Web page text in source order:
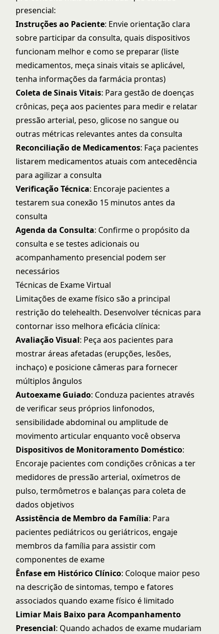
presencial:
Instruções ao Paciente: Envie orientação clara
sobre participar da consulta, quais dispositivos
funcionam melhor e como se preparar (liste
medicamentos, meça sinais vitais se aplicável,
tenha informações da farmácia prontas)
Coleta de Sinais Vitais: Para gestão de doenças
crônicas, peça aos pacientes para medir e relatar
pressão arterial, peso, glicose no sangue ou
outras métricas relevantes antes da consulta
Reconciliação de Medicamentos: Faça pacientes
listarem medicamentos atuais com antecedência
para agilizar a consulta
Verificação Técnica: Encoraje pacientes a
testarem sua conexão 15 minutos antes da
consulta
Agenda da Consulta: Confirme o propósito da
consulta e se testes adicionais ou
acompanhamento presencial podem ser
necessários
Técnicas de Exame Virtual
Limitações de exame físico são a principal
restrição do telehealth. Desenvolver técnicas para
contornar isso melhora eficácia clínica:
Avaliação Visual: Peça aos pacientes para
mostrar áreas afetadas (erupções, lesões,
inchaço) e posicione câmeras para fornecer
múltiplos ângulos
Autoexame Guiado: Conduza pacientes através
de verificar seus próprios linfonodos,
sensibilidade abdominal ou amplitude de
movimento articular enquanto você observa
Dispositivos de Monitoramento Doméstico:
Encoraje pacientes com condições crônicas a ter
medidores de pressão arterial, oxímetros de
pulso, termômetros e balanças para coleta de
dados objetivos
Assistência de Membro da Família: Para
pacientes pediátricos ou geriátricos, engaje
membros da família para assistir com
componentes de exame
Ênfase em Histórico Clínico: Coloque maior peso
na descrição de sintomas, tempo e fatores
associados quando exame físico é limitado
Limiar Mais Baixo para Acompanhamento
Presencial: Quando achados de exame mudariam